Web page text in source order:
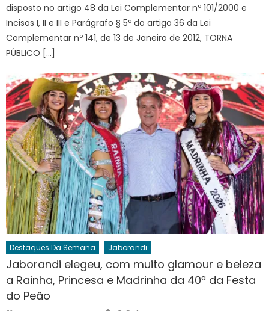
disposto no artigo 48 da Lei Complementar nº 101/2000 e
Incisos I, II e III e Parágrafo § 5º do artigo 36 da Lei
Complementar nº 141, de 13 de Janeiro de 2012, TORNA
PÚBLICO […]
Destaques Da Semana Jaborandi
Jaborandi elegeu, com muito glamour e beleza
a Rainha, Princesa e Madrinha da 40ª da Festa
do Peão